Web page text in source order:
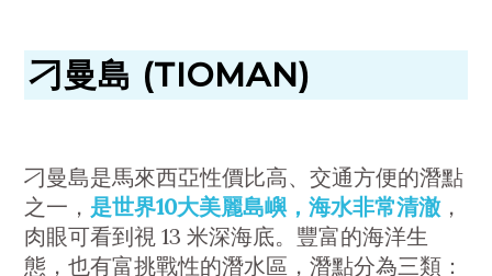
刁曼島 (TIOMAN)
刁曼島是馬來西亞性價比高、交通方便的潛點
之一， 是世界10大美麗島嶼，海水非常清澈，
肉眼可看到視 13 米深海底。豐富的海洋生
態，也有富挑戰性的潛水區，潛點分為三類：